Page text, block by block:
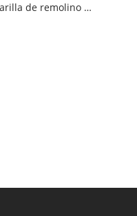
Varilla de remolino de acrílico